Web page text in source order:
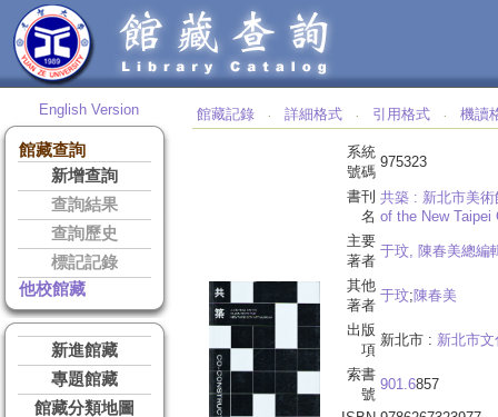
English Version
館藏查詢
新增查詢
查詢結果
查詢歷史
標記記錄
他校館藏
新進館藏
專題館藏
館藏分類地圖
館藏記錄 ‧ 詳細格式 ‧ 引用格式 ‧ 機讀
系統
號碼
975323
書刊
名
共築 : 新北市美
of the New
主要
著者
于玟, 陳春美總編
其他
著者
于玟;陳春美
出版
項
新北市 : 新北市
索書
號
901.6857